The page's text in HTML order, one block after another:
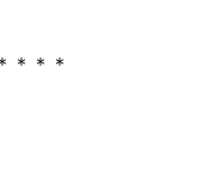
＊＊＊